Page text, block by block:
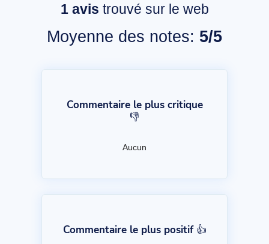
1 avis trouvé sur le web
Moyenne des notes: 5/5
Commentaire le plus critique
👎
Aucun
Commentaire le plus positif 👍